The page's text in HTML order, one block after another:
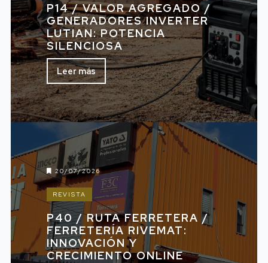
P14 / VALOR AGREGADO /
GENERADORES INVERTER
LUTIAN: POTENCIA
SILENCIOSA
Leer más
20/07/2026
REVISTA
P40 / RUTA FERRETERA /
FERRETERÍA RIVEMAT:
INNOVACIÓN Y
CRECIMIENTO ONLINE